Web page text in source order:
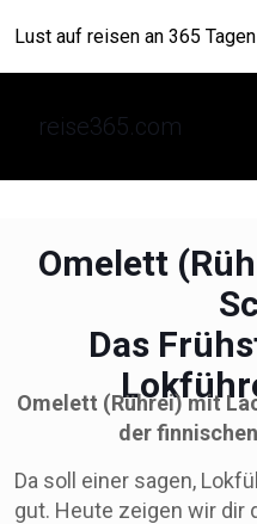
Lust auf reisen an 365 Tagen
reise365.com
Omelett
Das
Omelett (Rührei) mit
der
Da soll einer sagen,
gut. Heute zeigen wir